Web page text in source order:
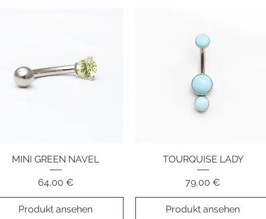
Schnellansicht
MINI GREEN NAVEL
Preis
64,00 €
Produkt ansehen
Schnellansicht
TOURQUISE LADY
Preis
79,00 €
Produkt ansehen